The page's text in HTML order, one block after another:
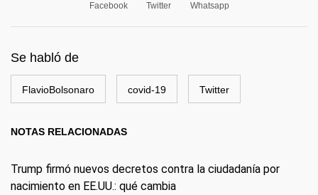
Facebook Twitter Whatsapp
Se habló de
FlavioBolsonaro covid-19 Twitter
NOTAS RELACIONADAS
Trump firmó nuevos decretos contra la ciudadanía por
nacimiento en EE.UU.: qué cambia